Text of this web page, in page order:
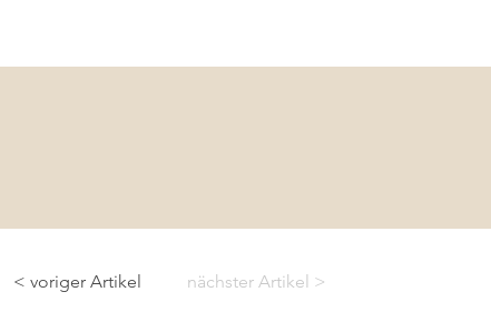
< voriger Artikel nächster Artikel >